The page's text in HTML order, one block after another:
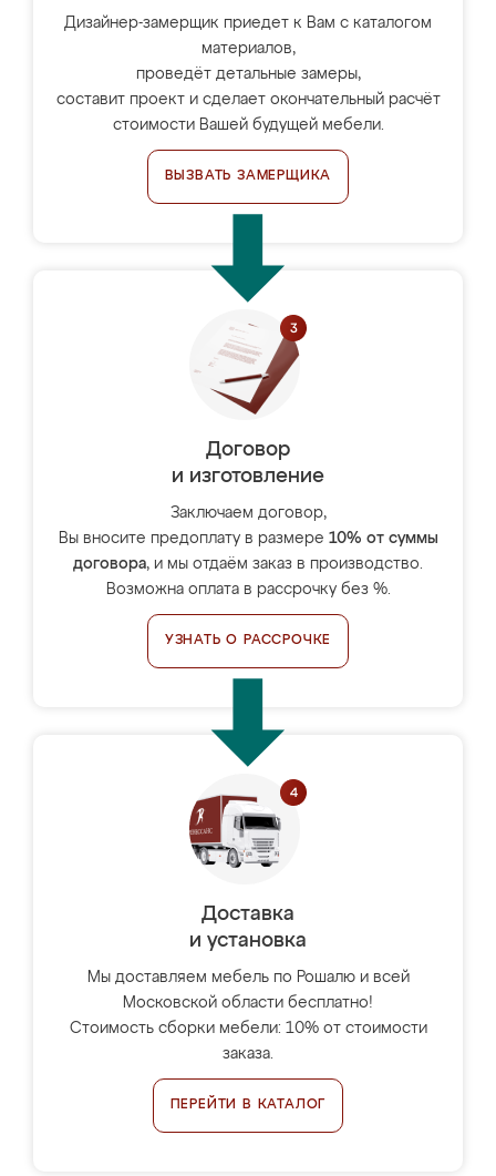
Дизайнер-замерщик приедет к Вам с каталогом
материалов,
проведёт детальные замеры,
составит проект и сделает окончательный расчёт
стоимости Вашей будущей мебели.
ВЫЗВАТЬ ЗАМЕРЩИКА
Договор
и изготовление
Заключаем договор,
Вы вносите предоплату в размере 10% от суммы
договора, и мы отдаём заказ в производство.
Возможна оплата в рассрочку без %.
УЗНАТЬ О РАССРОЧКЕ
Доставка
и установка
Мы доставляем мебель по Рошалю и всей
Московской области бесплатно!
Стоимость сборки мебели: 10% от стоимости
заказа.
ПЕРЕЙТИ В КАТАЛОГ